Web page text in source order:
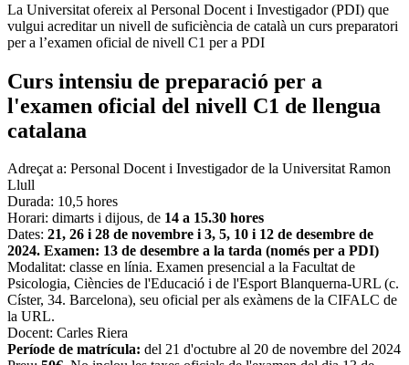
La Universitat ofereix al Personal Docent i Investigador (PDI) que
vulgui acreditar un nivell de suficiència de català un curs preparatori
per a l’examen oficial de nivell C1 per a PDI
Curs intensiu de preparació per a
l'examen oficial del nivell C1 de llengua
catalana
Adreçat a: Personal Docent i Investigador de la Universitat Ramon
Llull
Durada: 10,5 hores
Horari: dimarts i dijous, de 14 a 15.30 hores
Dates: 21, 26 i 28 de novembre i 3, 5, 10 i 12 de desembre de
2024. Examen: 13 de desembre a la tarda (només per a PDI)
Modalitat: classe en línia. Examen presencial a la Facultat de
Psicologia, Ciències de l'Educació i de l'Esport Blanquerna-URL (c.
Císter, 34. Barcelona), seu oficial per als exàmens de la CIFALC de
la URL.
Docent: Carles Riera
Període de matrícula: del 21 d'octubre al 20 de novembre del 2024